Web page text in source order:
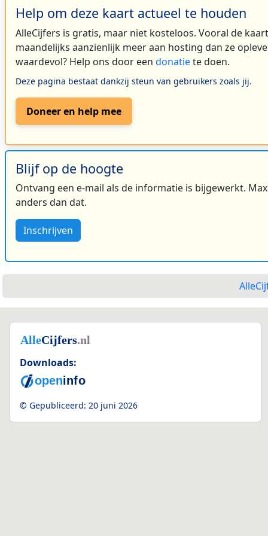
Help om deze kaart actueel te houden
AlleCijfers is gratis, maar niet kosteloos. Vooral de
maandelijks aanzienlijk meer aan hosting dan ze
waardevol? Help ons door een donatiete doen.
Deze pagina bestaat dankzij steun van gebruikers zoals jij.
Doneer en help mee
Blijf op de hoogte
Ontvang een e-mail als de informatie is bijgewerkt.
anders dan dat.
Inschrijven
Downloads:
© Gepubliceerd: 20 juni 2026